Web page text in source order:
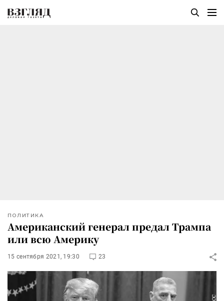
ПОЛИТИКА
Американский генерал предал Трампа
или всю Америку
15 сентября 2021, 19:30 23